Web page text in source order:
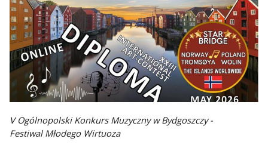
V Ogólnopolski Konkurs Muzyczny w Bydgoszczy -
Festiwal Młodego Wirtuoza